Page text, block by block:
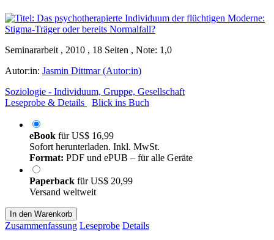
Seminararbeit , 2010 , 18 Seiten , Note: 1,0
Autor:in: Jasmin Dittmar (Autor:in)
Soziologie - Individuum, Gruppe, Gesellschaft
Leseprobe & Details
Blick ins Buch
eBook fürUS$ 16,99
Sofort herunterladen. Inkl. MwSt.
Format: PDF und ePUB – für alle Geräte
Paperback fürUS$ 20,99
Versand weltweit
In den Warenkorb
Zusammenfassung Leseprobe Details